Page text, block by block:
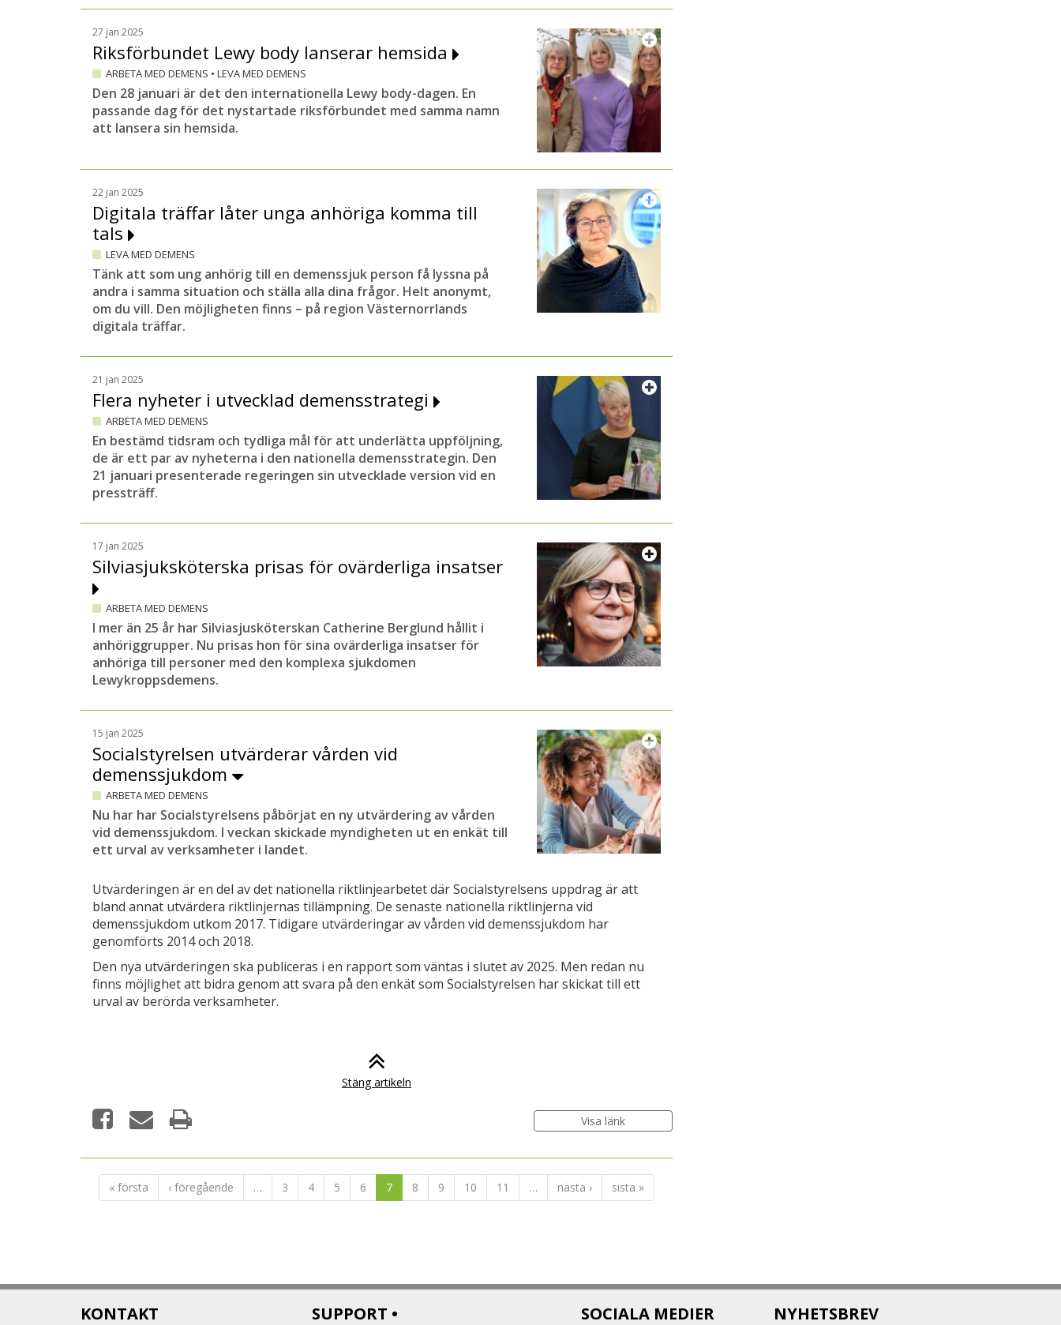
27 jan 2025
Riksförbundet Lewy body lanserar hemsida
ARBETA MED DEMENS • LEVA MED DEMENS
Den 28 januari är det den internationella Lewy body-dagen. En
passande dag för det nystartade riksförbundet med samma namn
att lansera sin hemsida.
22 jan 2025
Digitala träffar låter unga anhöriga komma till
tals
LEVA MED DEMENS
Tänk att som ung anhörig till en demenssjuk person få lyssna på
andra i samma situation och ställa alla dina frågor. Helt anonymt,
om du vill. Den möjligheten finns – på region Västernorrlands
digitala träffar.
21 jan 2025
Flera nyheter i utvecklad demensstrategi
ARBETA MED DEMENS
En bestämd tidsram och tydliga mål för att underlätta uppföljning,
de är ett par av nyheterna i den nationella demensstrategin. Den
21 januari presenterade regeringen sin utvecklade version vid en
pressträff.
17 jan 2025
Silviasjuksköterska prisas för ovärderliga insatser
ARBETA MED DEMENS
I mer än 25 år har Silviasjusköterskan Catherine Berglund hållit i
anhöriggrupper. Nu prisas hon för sina ovärderliga insatser för
anhöriga till personer med den komplexa sjukdomen
Lewykroppsdemens.
15 jan 2025
Socialstyrelsen utvärderar vården vid
demenssjukdom
ARBETA MED DEMENS
Nu har har Socialstyrelsens påbörjat en ny utvärdering av vården
vid demenssjukdom. I veckan skickade myndigheten ut en enkät till
ett urval av verksamheter i landet.
Utvärderingen är en del av det nationella riktlinjearbetet där Socialstyrelsens uppdrag är att
bland annat utvärdera riktlinjernas tillämpning. De senaste nationella riktlinjerna vid
demenssjukdom utkom 2017. Tidigare utvärderingar av vården vid demenssjukdom har
genomförts 2014 och 2018.
Den nya utvärderingen ska publiceras i en rapport som väntas i slutet av 2025. Men redan nu
finns möjlighet att bidra genom att svara på den enkät som Socialstyrelsen har skickat till ett
urval av berörda verksamheter.
Stäng artikeln
Visa länk
« första ‹ föregående … 3 4 5 6 7 8 9 10 11 … nästa › sista »
KONTAKT
SUPPORT •
SOCIALA MEDIER NYHETSBREV